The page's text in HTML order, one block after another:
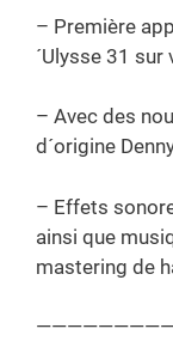
– Première
´Ulysse 31 sur
– Avec des
d´origine
– Effets
ainsi que
mastering de